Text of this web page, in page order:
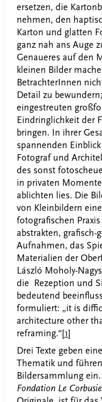
ersetzen, die
nehmen, den
Karton und glatten
ganz nah ans Auge
Genaueres auf den
kleinen Bilder
BetrachterInnen
Detail zu
eingestreuten
Eindringlichkeit der
bringen. In ihrer
spannenden
Fotograf und
des sonst
in privaten
ablichten lies. Die
von Kleinbildern
fotografischen
abstrakten,
Aufnahmen, das
Materialien der
László Moholy-
die Rezeption und
bedeutend
formuliert: „it is
architecture other
reframing.“[1]
Drei Texte geben
Thematik und
Bildersammlung
Fondation Le